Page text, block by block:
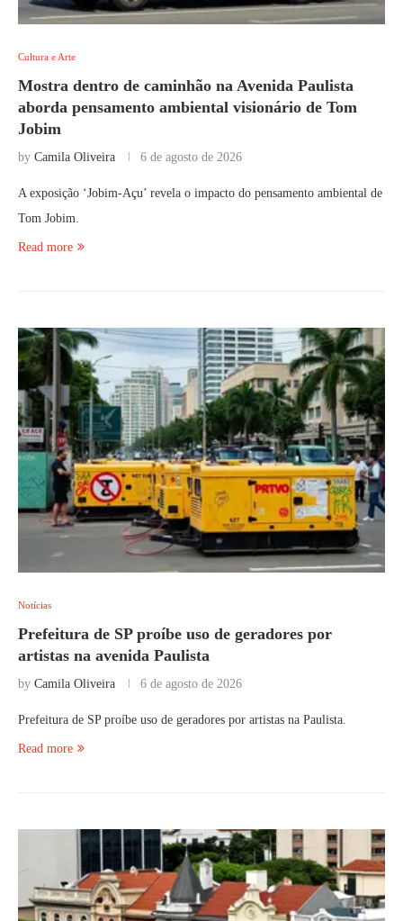
Cultura e Arte
Mostra dentro de caminhão na Avenida Paulista
aborda pensamento ambiental visionário de Tom
Jobim
by Camila Oliveira 6 de agosto de 2026
A exposição ‘Jobim-Açu’ revela o impacto do pensamento ambiental de
Tom Jobim.
Read more
Notícias
Prefeitura de SP proíbe uso de geradores por
artistas na avenida Paulista
by Camila Oliveira 6 de agosto de 2026
Prefeitura de SP proíbe uso de geradores por artistas na Paulista.
Read more